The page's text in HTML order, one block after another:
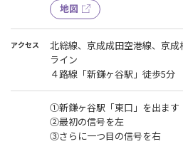
地図
アクセス
北総線、京成成田空港線、京
ライン
４路線「新鎌ヶ谷駅」徒歩5分
①新鎌ヶ谷駅「東口」を出ます
②最初の信号を左
③さらに一つ目の信号を右